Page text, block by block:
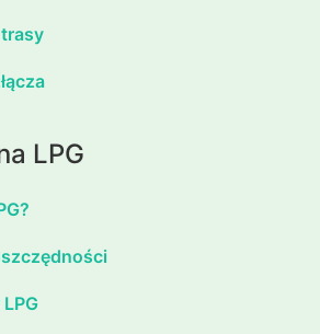
LPG